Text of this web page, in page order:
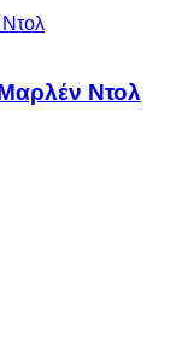
Ντολ